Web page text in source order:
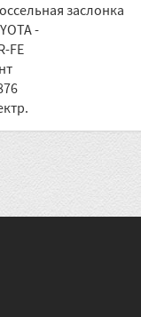
заслонка
-
FE